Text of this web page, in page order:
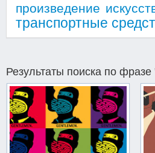
произведение
транспортные
Результаты поиска по